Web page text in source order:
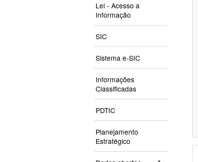
Lei - Acesso a
Informação
SIC
Sistema e-SIC
Informações
Classificadas
PDTIC
Planejamento
Estratégico